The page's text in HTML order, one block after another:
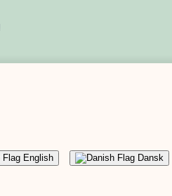
English Dansk